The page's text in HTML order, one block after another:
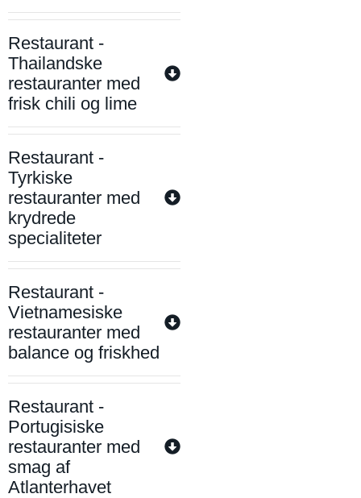
Restaurant -
Thailandske
restauranter med
frisk chili og lime
Restaurant -
Tyrkiske
restauranter med
krydrede
specialiteter
Restaurant -
Vietnamesiske
restauranter med
balance og friskhed
Restaurant -
Portugisiske
restauranter med
smag af
Atlanterhavet